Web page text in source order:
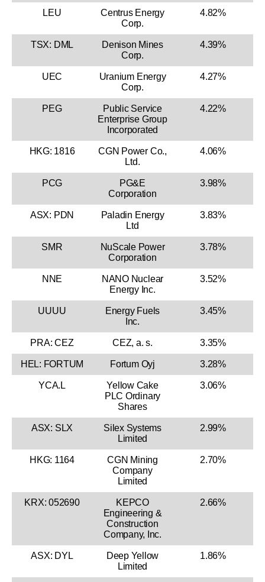
LEU
Centrus Energy
Corp.
4.82%
TSX: DML
Denison Mines
Corp.
4.39%
UEC
Uranium Energy
Corp.
4.27%
PEG
Public Service
Enterprise Group
Incorporated
4.22%
HKG: 1816
CGN Power Co.,
Ltd.
4.06%
PCG
PG&E
Corporation
3.98%
ASX: PDN
Paladin Energy
Ltd
3.83%
SMR
NuScale Power
Corporation
3.78%
NNE
NANO Nuclear
Energy Inc.
3.52%
UUUU
Energy Fuels
Inc.
3.45%
PRA: CEZ CEZ, a. s. 3.35%
HEL: FORTUM Fortum Oyj 3.28%
YCA.L
Yellow Cake
PLC Ordinary
Shares
3.06%
ASX: SLX
Silex Systems
Limited
2.99%
HKG: 1164
CGN Mining
Company
Limited
2.70%
KRX: 052690
KEPCO
Engineering &
Construction
Company, Inc.
2.66%
ASX: DYL
Deep Yellow
Limited
1.86%